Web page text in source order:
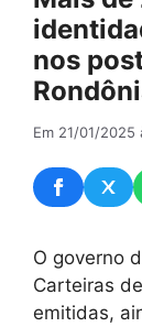
nos
Em 21/01/2025
O governo
Carteiras
emitidas,